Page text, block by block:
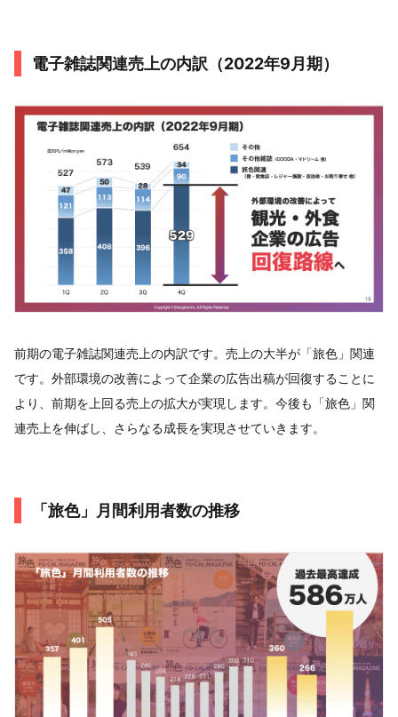
電子雑誌関連売上の内訳（2022年9月期）
前期の電子雑誌関連売上の内訳です。売上の大半が「旅色」関連
です。外部環境の改善によって企業の広告出稿が回復することに
より、前期を上回る売上の拡大が実現します。今後も「旅色」関
連売上を伸ばし、さらなる成長を実現させていきます。
「旅色」月間利用者数の推移